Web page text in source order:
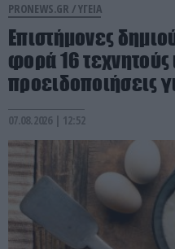
PRONEWS.GR /ΥΓΕΙΑ
Επιστήμονες
φορά 16 τεχνητούς
προειδοποιήσεις
07.08.2026 | 12:52